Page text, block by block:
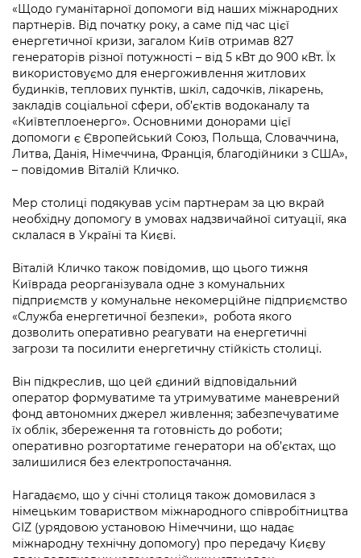
Підприємства, установи, організації
Kyiv International Relations
Річні звіти
Гендерна політика
Безбар'єрність
Київська міська військова адміністрація
Портал Захисників та Захисниць
Безбар'єрність
Портал послуг
Міський застосунок Київ Цифровий
Важливе під час воєнного стану
Уряд» – місцевий рівень»
Важливе під час воєнного стану
Про відкриті дані
Портал даних Києва
Публічні дашборди
«Щодо гуманітарної допомоги від наших міжнародних
партнерів. Від початку року, а саме під час цієї
енергетичної кризи, загалом Київ отримав 827
генераторів різної потужності – від 5 кВт до 900 кВт. Їх
використовуємо для енергоживлення житлових
будинків, теплових пунктів, шкіл, садочків, лікарень,
закладів соціальної сфери, об’єктів водоканалу та
«Київтеплоенерго». Основними донорами цієї
допомоги є Європейський Союз, Польща, Словаччина,
Литва, Данія, Німеччина, Франція, благодійники з США»,
– повідомив Віталій Кличко.
Мер столиці подякував усім партнерам за цю вкрай
необхідну допомогу в умовах надзвичайної ситуації, яка
склалася в Україні та Києві.
Віталій Кличко також повідомив, що цього тижня
Київрада реорганізувала одне з комунальних
підприємств у комунальне некомерційне підприємство
«Служба енергетичної безпеки», робота якого
дозволить оперативно реагувати на енергетичні
загрози та посилити енергетичну стійкість столиці.
Він підкреслив, що цей єдиний відповідальний
оператор формуватиме та утримуватиме маневрений
фонд автономних джерел живлення; забезпечуватиме
їх облік, збереження та готовність до роботи;
оперативно розгортатиме генератори на об’єктах, що
залишилися без електропостачання.
Нагадаємо, що у січні столиця також домовилася з
німецьким товариством міжнародного співробітництва
GIZ (урядовою установою Німеччини, що надає
міжнародну технічну допомогу) про передачу Києву